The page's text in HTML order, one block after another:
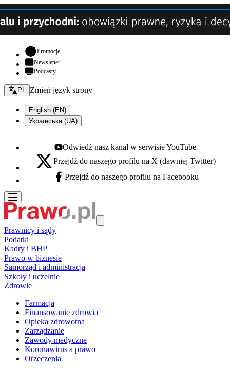
Promocje- otwiera się w nowej karcie
Newsletter
Podcasty
Zmień język - bieżący:
PL Zmień język strony
English (EN)
Українська (UA)
Youtube - otwiera się w nowej karcie
Odwiedź nasz kanał w serwisie YouTube
X - otwiera się w nowej karcie
Przejdź do naszego profilu na X (dawniej Twitter)
Facebook - otwiera się w nowej karcie
Przejdź do naszego profilu na Facebooku
Prawnicy i sądy
Podatki
Kadry i BHP
Prawo w biznesie
Samorząd i administracja
Szkoły i uczelnie
Zdrowie
Farmacja
Finansowanie zdrowia
Opieka zdrowotna
Zarządzanie
Zawody medyczne
Koronawirus a prawo
Orzeczenia